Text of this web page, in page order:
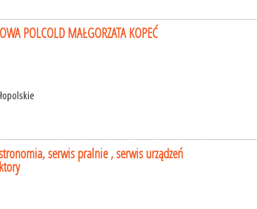
POLCOLD MAŁGORZATA KOPEĆ
serwis pralnie , serwis urządzeń